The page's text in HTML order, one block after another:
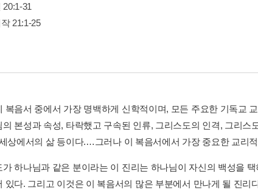
31
21:1-25
복음서 중에서 가장 명백하게 신학적이며, 모든 주요한 기독교
의 본성과 속성, 타락했고 구속된 인류, 그리스도의 인격, 그리스
상에서의 삶 등이다.…그러나 이 복음서에서 가장 중요한 교리
가 하나님과 같은 분이라는 이 진리는 하나님이 자신의 백성을
있다. 그리고 이것은 이 복음서의 많은 부분에서 만나게 될 진리